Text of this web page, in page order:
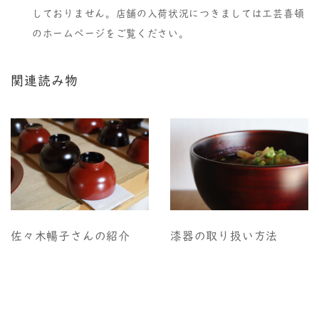
しておりません。店舗の入荷状況につきましては工芸喜頓
のホームページをご覧ください。
関連読み物
佐々木暢子さんの紹介 漆器の取り扱い方法